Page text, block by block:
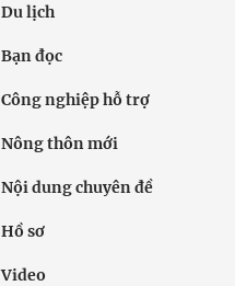
Du lịch
Bạn đọc
Công nghiệp hỗ trợ
Nông thôn mới
Nội dung chuyên đề
Hồ sơ
Video